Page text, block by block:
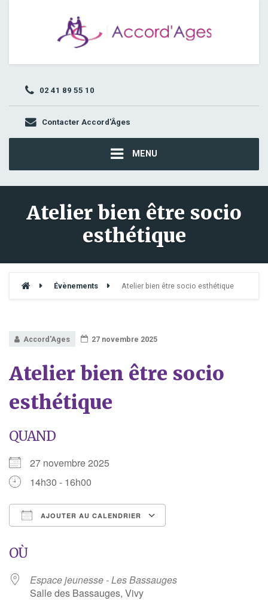
02 41 89 55 10
Contacter Accord'Âges
MENU
Atelier bien être socio
esthétique
Évènements Atelier bien être socio esthétique
Accord'Ages 27 novembre 2025
Atelier bien être socio
esthétique
QUAND
27 novembre 2025
14h30 - 16h00
AJOUTER AU CALENDRIER
OÙ
Espace jeunesse - Les Bassauges
Salle des Bassauges, Vivy